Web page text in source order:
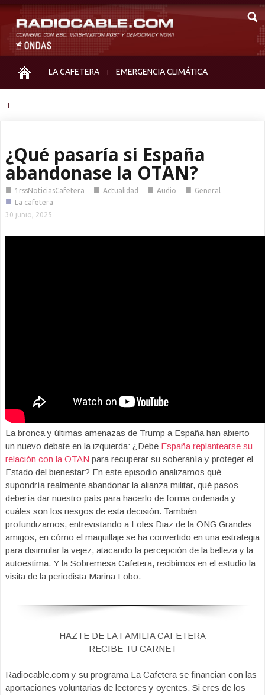
LA CAFETERA EMERGENCIA CLIMÁTICA
¿Qué pasaría si España
abandonase la OTAN?
■ 1rssNoticiasCafetera ■ Actualidad ■ Audio ■ General
■ La cafetera
30 junio, 2025
La bronca y últimas amenazas de Trump a España han abierto
un nuevo debate en la izquierda: ¿Debe España replantearse su
relación con la OTAN para recuperar su soberanía y proteger el
Estado del bienestar? En este episodio analizamos qué
supondría realmente abandonar la alianza militar, qué pasos
debería dar nuestro país para hacerlo de forma ordenada y
cuáles son los riesgos de esta decisión. También
profundizamos, entrevistando a Loles Diaz de la ONG Grandes
amigos, en cómo el maquillaje se ha convertido en una estrategia
para disimular la vejez, atacando la percepción de la belleza y la
autoestima. Y la Sobremesa Cafetera, recibimos en el estudio la
visita de la periodista Marina Lobo.
HAZTE DE LA FAMILIA CAFETERA
RECIBE TU CARNET
Radiocable.com y su programa La Cafetera se financian con las
aportaciones voluntarias de lectores y oyentes. Si eres de los